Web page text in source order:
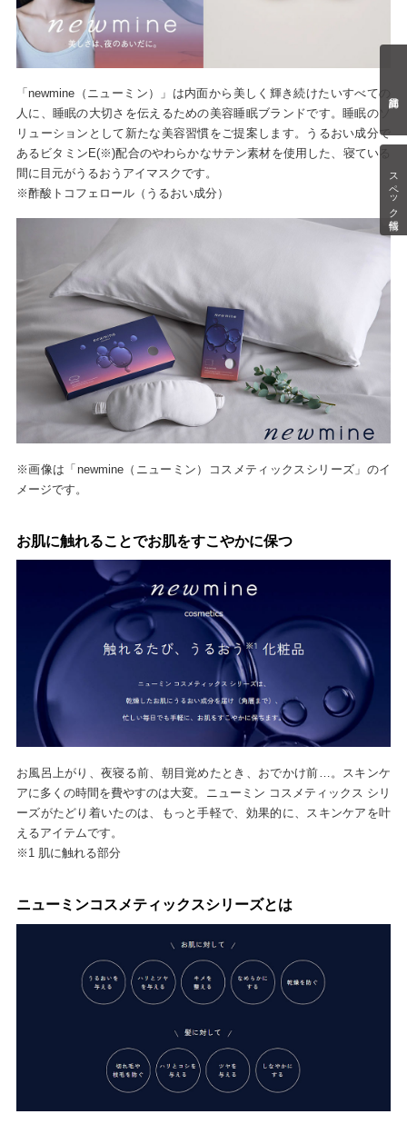
スペック情報
「newmine（ニューミン）」は内面から美しく輝き続けたいすべての
人に、睡眠の大切さを伝えるための美容睡眠ブランドです。睡眠のソ
リューションとして新たな美容習慣をご提案します。うるおい成分で
あるビタミンE(※)配合のやわらかなサテン素材を使用した、寝ている
間に目元がうるおうアイマスクです。
※酢酸トコフェロール（うるおい成分）
※画像は「newmine（ニューミン）コスメティックスシリーズ」のイ
メージです。
お肌に触れることでお肌をすこやかに保つ
お風呂上がり、夜寝る前、朝目覚めたとき、おでかけ前…。スキンケ
アに多くの時間を費やすのは大変。ニューミン コスメティックス シリ
ーズがたどり着いたのは、もっと手軽で、効果的に、スキンケアを叶
えるアイテムです。
※1 肌に触れる部分
ニューミンコスメティックスシリーズとは